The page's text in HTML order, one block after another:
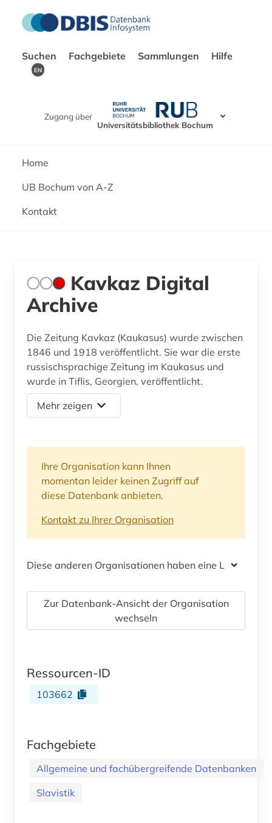
Suchen Fachgebiete Sammlungen Hilfe
EN
Zugang über
Universitätsbibliothek Bochum
Home
UB Bochum von A-Z
Kontakt
Kavkaz Digital
Archive
Die Zeitung Kavkaz (Kaukasus) wurde zwischen
1846 und 1918 veröffentlicht. Sie war die erste
russischsprachige Zeitung im Kaukasus und
wurde in Tiflis, Georgien, veröffentlicht.
Mehr zeigen
Ihre Organisation kann Ihnen
momentan leider keinen Zugriff auf
diese Datenbank anbieten.
Kontakt zu Ihrer Organisation
Diese anderen Organisationen haben eine Lizenz
Zur Datenbank-Ansicht der Organisation
wechseln
Ressourcen-ID
103662
Fachgebiete
Allgemeine und fachübergreifende Datenbanken
Slavistik